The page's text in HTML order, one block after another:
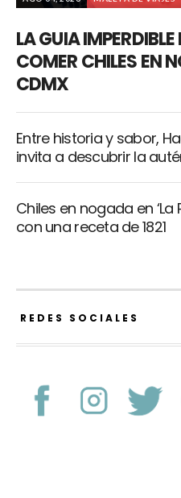
LA GUIA
COMER CHILES EN
CDMX
Entre historia y sabor,
invita a descubrir la
Chiles en nogada en
con una receta de 1821
REDES SOCIALES